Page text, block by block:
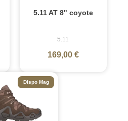
5.11 AT 8" coyote
5.11
169,00 €
Dispo Mag